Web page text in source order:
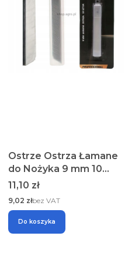
Ostrze Ostrza Łamane
do Nożyka 9 mm 10
Sztuk Kraft&Dele
Cena
11,10 zł
Cena
9,02 złbez VAT
Do koszyka